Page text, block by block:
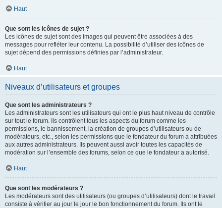
Haut
Que sont les icônes de sujet ?
Les icônes de sujet sont des images qui peuvent être associées à des
messages pour refléter leur contenu. La possibilité d’utiliser des icônes de
sujet dépend des permissions définies par l’administrateur.
Haut
Niveaux d’utilisateurs et groupes
Que sont les administrateurs ?
Les administrateurs sont les utilisateurs qui ont le plus haut niveau de contrôle
sur tout le forum. Ils contrôlent tous les aspects du forum comme les
permissions, le bannissement, la création de groupes d’utilisateurs ou de
modérateurs, etc., selon les permissions que le fondateur du forum a attribuées
aux autres administrateurs. Ils peuvent aussi avoir toutes les capacités de
modération sur l’ensemble des forums, selon ce que le fondateur a autorisé.
Haut
Que sont les modérateurs ?
Les modérateurs sont des utilisateurs (ou groupes d’utilisateurs) dont le travail
consiste à vérifier au jour le jour le bon fonctionnement du forum. Ils ont le